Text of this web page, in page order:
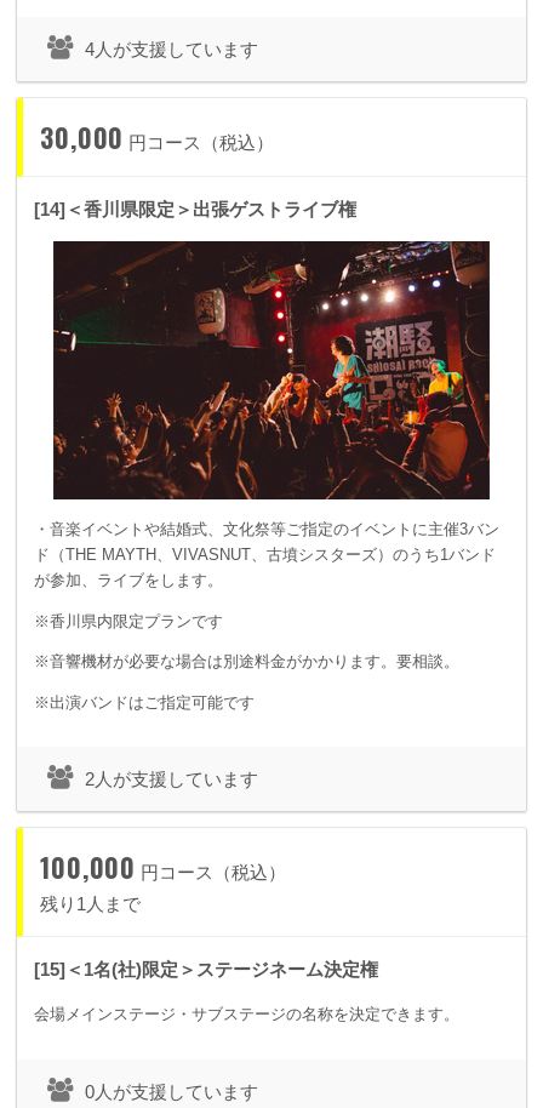
4人が支援しています
30,000 円コース（税込）
[14]＜香川県限定＞出張ゲストライブ権
・音楽イベントや結婚式、文化祭等ご指定のイベントに主催3バン
ド（THE MAYTH、VIVASNUT、古墳シスターズ）のうち1バンド
が参加、ライブをします。
※香川県内限定プランです
※音響機材が必要な場合は別途料金がかかります。要相談。
※出演バンドはご指定可能です
2人が支援しています
100,000 円コース（税込）
残り1人まで
[15]＜1名(社)限定＞ステージネーム決定権
会場メインステージ・サブステージの名称を決定できます。
0人が支援しています